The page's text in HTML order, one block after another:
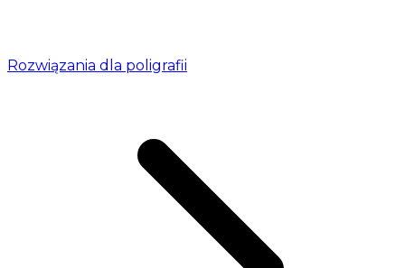
Rozwiązania dla poligrafii